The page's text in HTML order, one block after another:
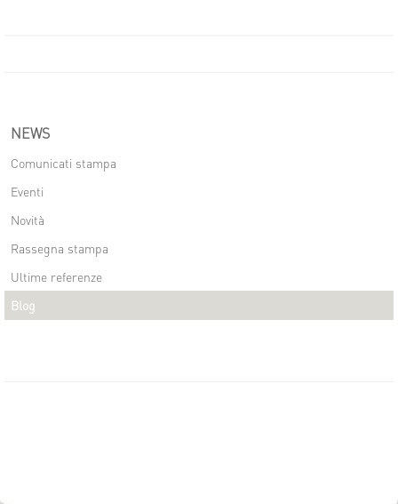
NEWS
Comunicati stampa
Eventi
Novità
Rassegna stampa
Ultime referenze
Blog